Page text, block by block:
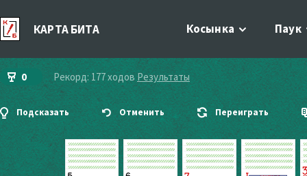
КАРТА БИТА Косынка Паук
0 Рекорд: 177 ходовРезультаты
Подсказать Отменить Переиграть